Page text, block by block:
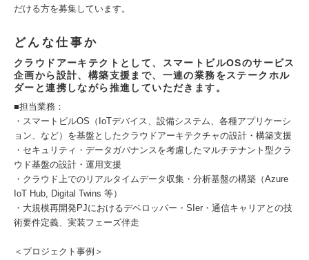
だける方を募集しています。
どんな仕事か
クラウドアーキテクトとして、スマートビルOSのサービス
企画から設計、構築支援まで、一連の業務をステークホル
ダーと連携しながら推進していただきます。
■担当業務：
・スマートビルOS（IoTデバイス、設備システム、各種アプリケーシ
ョン、など）を基盤としたクラウドアーキテクチャの設計・構築支援
・セキュリティ・データガバナンスを考慮したマルチテナント型クラ
ウド基盤の設計・運用支援
・クラウド上でのリアルタイムデータ収集・分析基盤の構築（Azure
IoT Hub, Digital Twins 等）
・大規模再開発PJにおけるデベロッパー・SIer・通信キャリアとの技
術要件定義、実装フェーズ伴走
＜プロジェクト事例＞